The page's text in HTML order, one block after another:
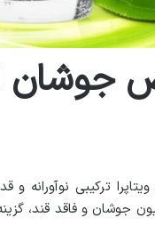
جوشان
ترکیبی نوآورانه و
جوشان و فاقد قند،